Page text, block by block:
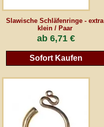
Slawische Schläfenringe - extra
klein / Paar
ab 6,71 €
Sofort Kaufen